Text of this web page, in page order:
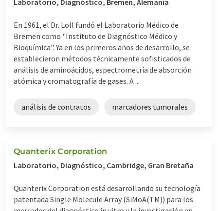
En 1961, el Dr. Loll fundó el Laboratorio Médico de
Bremen como "Instituto de Diagnóstico Médico y
Bioquímica". Ya en los primeros años de desarrollo, se
establecieron métodos técnicamente sofisticados de
análisis de aminoácidos, espectrometría de absorción
atómica y cromatografía de gases. A ...
análisis de contratos marcadores tumorales
Quanterix Corporation
Laboratorio, Diagnóstico, Cambridge, Gran Bretaña
Quanterix Corporation está desarrollando su tecnología
patentada Single Molecule Array (SiMoA(TM)) para los